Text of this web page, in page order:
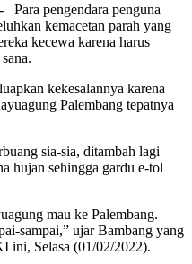
pengendara penguna
kemacetan parah yang
kecewa karena harus
kekesalannya karena
Palembang tepatnya
sia-sia, ditambah lagi
hujan sehingga gardu e-tol
mau ke Palembang.
sampai,” ujar Bambang yang
ini, Selasa (01/02/2022).